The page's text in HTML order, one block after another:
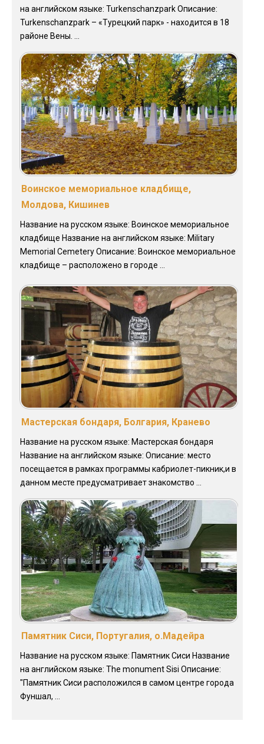
на английском языке: Turkenschanzpark Описание:
Turkenschanzpark – «Турецкий парк» - находится в 18
районе Вены. ...
Воинское мемориальное кладбище,
Молдова, Кишинев
Название на русском языке: Воинское мемориальное
кладбище Название на английском языке: Military
Memorial Cemetery Описание: Воинское мемориальное
кладбище – расположено в городе ...
Мастерская бондаря, Болгария, Кранево
Название на русском языке: Мастерская бондаря
Название на английском языке: Описание: место
посещается в рамках программы кабриолет-пикник,и в
данном месте предусматривает знакомство ...
Памятник Сиси, Португалия, о.Мадейра
Название на русском языке: Памятник Сиси Название
на английском языке: The monument Sisi Описание:
"Памятник Сиси расположился в самом центре города
Фуншал, ...